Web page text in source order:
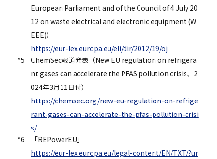
European Parliament and of the Council of 4 July 20
12 on waste electrical and electronic equipment (W
EEE)）
https://eur-lex.europa.eu/eli/dir/2012/19/oj
*5
ChemSec報道発表（New EU regulation on refrigera
nt gases can accelerate the PFAS pollution crisis、2
024年3月11日付）
https://chemsec.org/new-eu-regulation-on-refrige
rant-gases-can-accelerate-the-pfas-pollution-crisi
s/
*6
「REPowerEU」
https://eur-lex.europa.eu/legal-content/EN/TXT/?ur